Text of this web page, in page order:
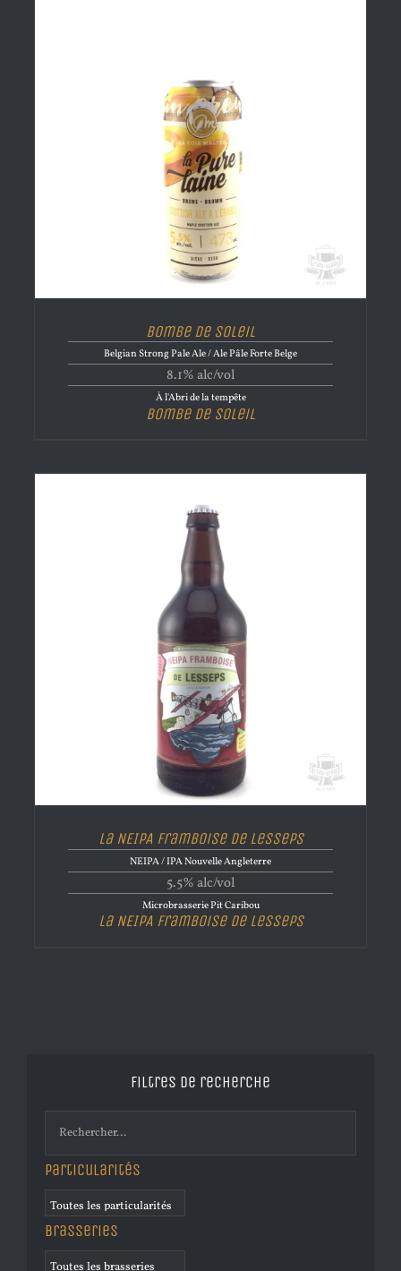
Bombe de Soleil
Belgian Strong Pale Ale / Ale Pâle Forte Belge
8.1% alc/vol
À l'Abri de la tempête
Bombe de Soleil
La NEIPA Framboise de Lesseps
NEIPA / IPA Nouvelle Angleterre
5.5% alc/vol
Microbrasserie Pit Caribou
La NEIPA Framboise de Lesseps
Filtres de recherche
Particularités
Brasseries